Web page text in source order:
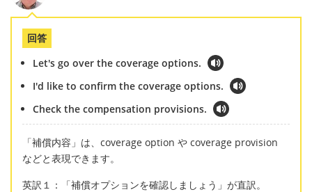
回答
Let's go over the coverage options.
I'd like to confirm the coverage options.
Check the compensation provisions.
「補償内容」は、coverage option や coverage provision
などと表現できます。
英訳１：「補償オプションを確認しましょう」が直訳。